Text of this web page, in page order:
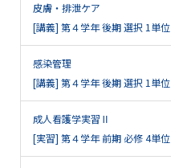
皮膚・排泄ケア
[講義] 第４学年 後期 選択 1単位
感染管理
[講義] 第４学年 後期 選択 1単位
成人看護学実習Ⅱ
[実習] 第４学年 前期 必修 4単位